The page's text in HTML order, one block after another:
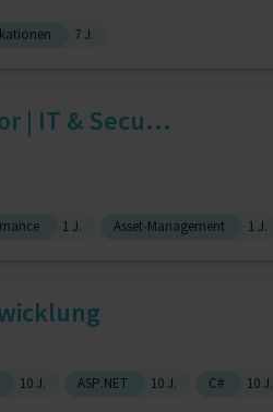
7 J.
| IT & Secu...
1 J. Asset-Management 1 J.
10 J. ASP.NET 10 J. C#
10 J.